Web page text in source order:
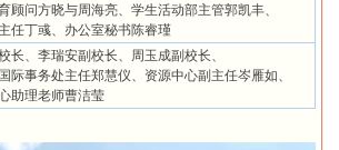
顾问方晓与周海亮、学生活动部主管郭凯丰、
任丁彧、办公室秘书陈睿瑾
长、李瑞安副校长、周玉成副校长、
际事务处主任郑慧仪、资源中心副主任岑雁如、
助理老师曹洁莹